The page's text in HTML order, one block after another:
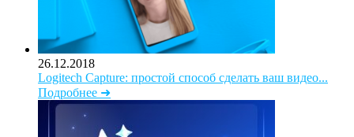
26.12.2018
Logitech Capture: простой способ сделать ваш видео...
Подробнее ➜